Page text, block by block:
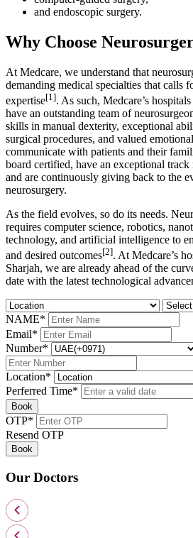
and endoscopic surgery.
Why Choose
At Medcare, we understand that
demanding medical specialties that calls
expertise[1]. As such, Medcare’s
have an outstanding team of
skills in manual dexterity, exceptional
surgical procedures, and valued
communicate with patients and their
board certified, have an exceptional
and are continuously giving back to the
neurosurgery.
As the field evolves, so do its needs.
requires computer science, robotics,
technology, and artificial intelligence to
and desired outcomes[2]. At Medcare’s
Sharjah, we are already ahead of the
date with the latest technological
NAME*
Email*
Number*
Location*
Perferred Time*
Book
OTP*
Resend OTP
Book
Our Doctors